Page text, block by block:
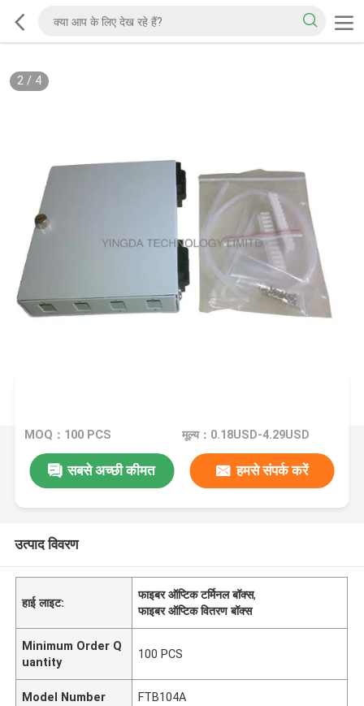
2/ 4
MOQ：100 PCS मूल्य：0.18USD-4.29USD
सबसे अच्छी कीमत हमसे संपर्क करें
उत्पाद विवरण
हाई लाइट:
फाइबर ऑप्टिक टर्मिनल बॉक्स,
फाइबर ऑप्टिक वितरण बॉक्स
Minimum Order Q
uantity
100 PCS
Model Number FTB104A